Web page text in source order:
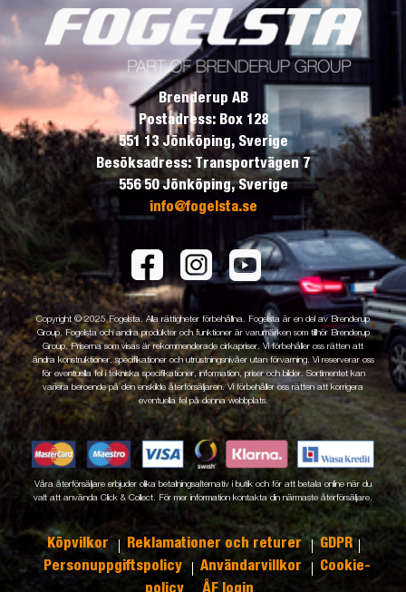
Brenderup AB
Postadress: Box 128
551 13 Jönköping, Sverige
Besöksadress: Transportvägen 7
556 50 Jönköping, Sverige
info@fogelsta.se
Copyright © 2025 Fogelsta. Alla rättigheter förbehållna. Fogelsta är en del av Brenderup
Group. Fogelsta och andra produkter och funktioner är varumärken som tillhör Brenderup
Group. Priserna som visas är rekommenderade cirkapriser. Vi förbehåller oss rätten att
ändra konstruktioner, specifikationer och utrustningsnivåer utan förvarning. Vi reserverar oss
för eventuella fel i tekniska specifikationer, information, priser och bilder. Sortimentet kan
variera beroende på den enskilde återförsäljaren. Vi förbehåller oss rätten att korrigera
eventuella fel på denna webbplats.
Våra återförsäljare erbjuder olika betalningsalternativ i butik och för att betala online när du
valt att använda Click & Collect. För mer information kontakta din närmaste återförsäljare.
Köpvilkor Reklamationer och returer
GDPR
Personuppgiftspolicy
Användarvillkor
Cookie-
policy
ÅF login